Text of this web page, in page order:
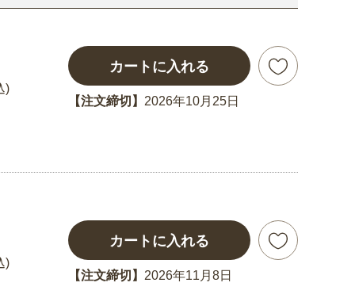
)
カートに入れる
【注文締切】 2026年10月25日
)
カートに入れる
【注文締切】 2026年11月8日